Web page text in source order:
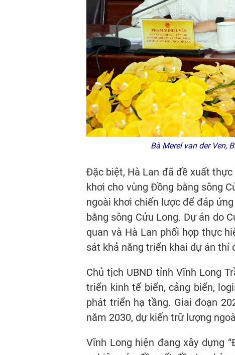
Bà Merel van der Ven,
Đặc biệt, Hà Lan đã đề xuất
khơi cho vùng Đồng bằng sông
ngoài khơi chiến lược để đáp
bằng sông Cửu Long. Dự án do
quan và Hà Lan phối hợp thực
sát khả năng triển khai dự án thí
Chủ tịch UBND tỉnh Vĩnh Long
triển kinh tế biển, cảng biển,
phát triển hạ tầng. Giai đoạn
năm 2030, dự kiến trữ lượng
Vĩnh Long hiện đang xây dựng